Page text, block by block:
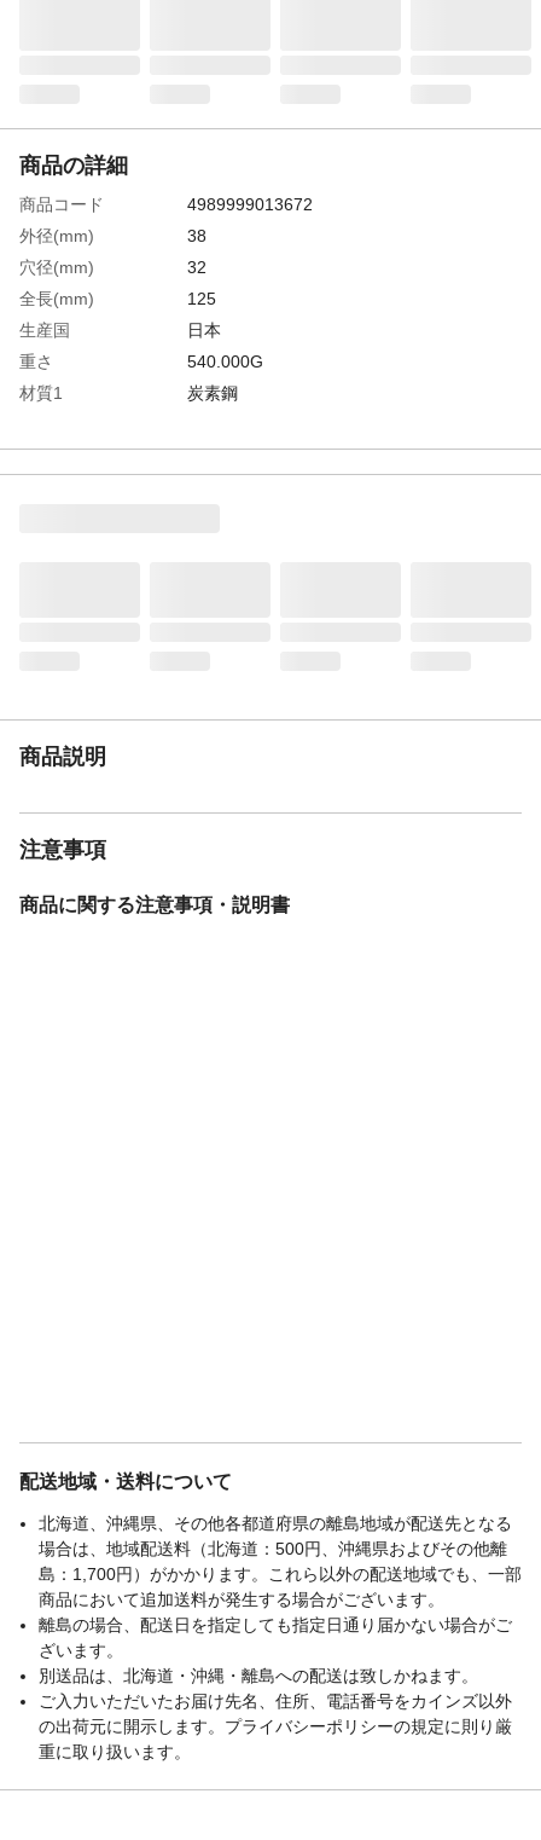
商品の詳細
商品コード
4989999013672
外径(mm)
38
穴径(mm)
32
全長(mm)
125
生産国
日本
重さ
540.000G
材質1
炭素鋼
商品説明
注意事項
商品に関する注意事項・説明書
配送地域・送料について
北海道、沖縄県、その他各都道府県の離島地域が配送先となる
場合は、地域配送料（北海道：500円、沖縄県およびその他離
島：1,700円）がかかります。これら以外の配送地域でも、一部
商品において追加送料が発生する場合がございます。
離島の場合、配送日を指定しても指定日通り届かない場合がご
ざいます。
別送品は、北海道・沖縄・離島への配送は致しかねます。
ご入力いただいたお届け先名、住所、電話番号をカインズ以外
の出荷元に開示します。プライバシーポリシーの規定に則り厳
重に取り扱います。